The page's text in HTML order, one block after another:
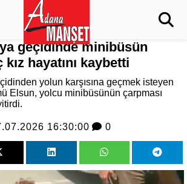
geçidinde minibüsün
kız hayatını kaybetti
yolun karşısına geçmek isteyen
Elsun, yolcu minibüsünün çarpması
16:30:00 0